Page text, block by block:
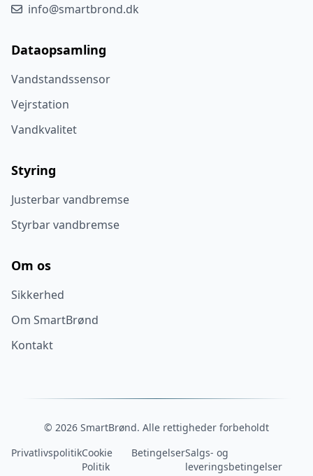
info@smartbrond.dk
Dataopsamling
Vandstandssensor
Vejrstation
Vandkvalitet
Styring
Justerbar vandbremse
Styrbar vandbremse
Om os
Sikkerhed
Om SmartBrønd
Kontakt
© 2026 SmartBrønd. Alle rettigheder forbeholdt
PrivatlivspolitikCookie
Politik
BetingelserSalgs- og
leveringsbetingelser